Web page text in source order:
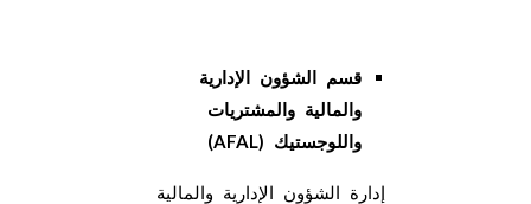
قسم الشؤون الإدارية
والمالية والمشتريات
واللوجستيك (AFAL)
إدارة الشؤون الإدارية والمالية